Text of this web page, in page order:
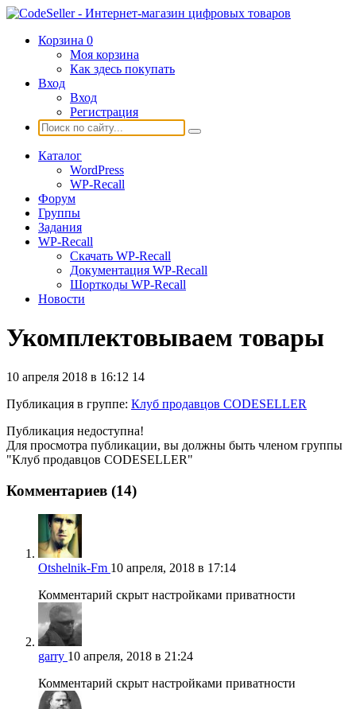
Корзина 0
Моя корзина
Как здесь покупать
Вход
Вход
Регистрация
Каталог
WordPress
WP-Recall
Форум
Группы
Задания
WP-Recall
Скачать WP-Recall
Документация WP-Recall
Шорткоды WP-Recall
Новости
Укомплектовываем товары
10 апреля 2018 в 16:12 14
Публикация в группе: Клуб продавцов CODESELLER
Публикация недоступна!
Для просмотра публикации, вы должны быть членом группы
"Клуб продавцов CODESELLER"
Комментариев (14)
Otshelnik-Fm 10 апреля, 2018 в 17:14
Комментарий скрыт настройками приватности
garry 10 апреля, 2018 в 21:24
Комментарий скрыт настройками приватности